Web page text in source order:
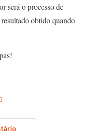
será o processo de
obtido quando